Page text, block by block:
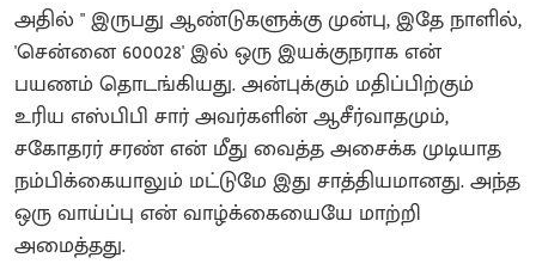
அதில் " ​இருபது ஆண்டுகளுக்கு முன்பு, இதே நாளில்,
'சென்னை 600028' இல் ஒரு இயக்குநராக என்
பயணம் தொடங்கியது. அன்புக்கும் மதிப்பிற்கும்
உரிய எஸ்பிபி சார் அவர்களின் ஆசீர்வாதமும்,
சகோதரர் சரண் என் மீது வைத்த அசைக்க முடியாத
நம்பிக்கையாலும் மட்டுமே இது சாத்தியமானது. அந்த
ஒரு வாய்ப்பு என் வாழ்க்கையையே மாற்றி
அமைத்தது.